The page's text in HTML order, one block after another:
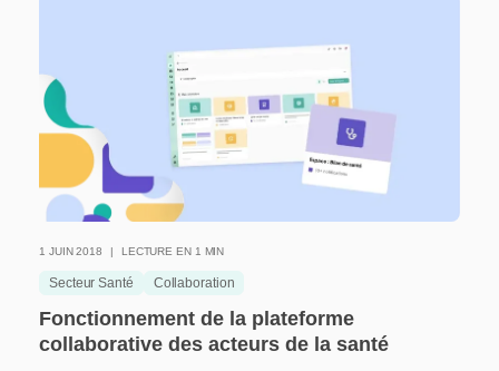
1 JUIN 2018 LECTURE EN 1 MIN
Secteur Santé Collaboration
Fonctionnement de la plateforme
collaborative des acteurs de la santé